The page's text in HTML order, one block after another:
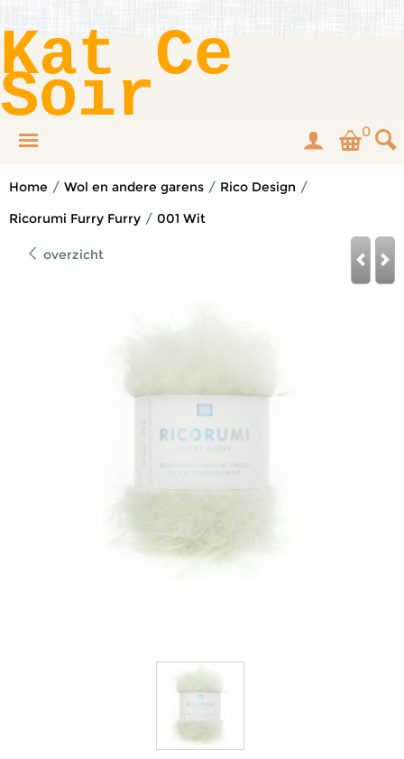
Kat Ce
Soir 0
Home / Wol en andere garens / Rico Design /
Ricorumi Furry Furry / 001 Wit
overzicht